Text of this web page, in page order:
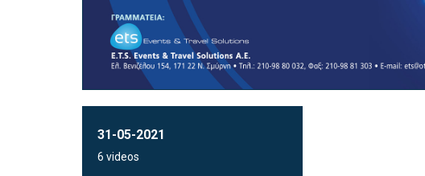
31-05-2021
6 videos